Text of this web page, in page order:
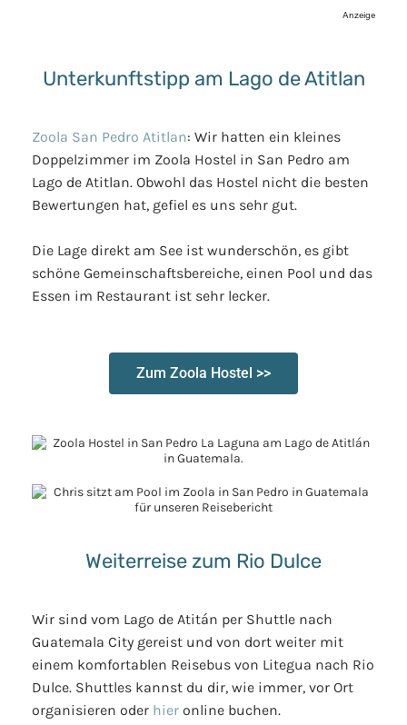
Anzeige
Unterkunftstipp am Lago de Atitlan
Zoola San Pedro Atitlan: Wir hatten ein kleines
Doppelzimmer im Zoola Hostel in San Pedro am
Lago de Atitlan. Obwohl das Hostel nicht die besten
Bewertungen hat, gefiel es uns sehr gut.
Die Lage direkt am See ist wunderschön, es gibt
schöne Gemeinschaftsbereiche, einen Pool und das
Essen im Restaurant ist sehr lecker.
Zum Zoola Hostel >>
Weiterreise zum Rio Dulce
Wir sind vom Lago de Atitán per Shuttle nach
Guatemala City gereist und von dort weiter mit
einem komfortablen Reisebus von Litegua nach Rio
Dulce. Shuttles kannst du dir, wie immer, vor Ort
organisieren oder hier online buchen.